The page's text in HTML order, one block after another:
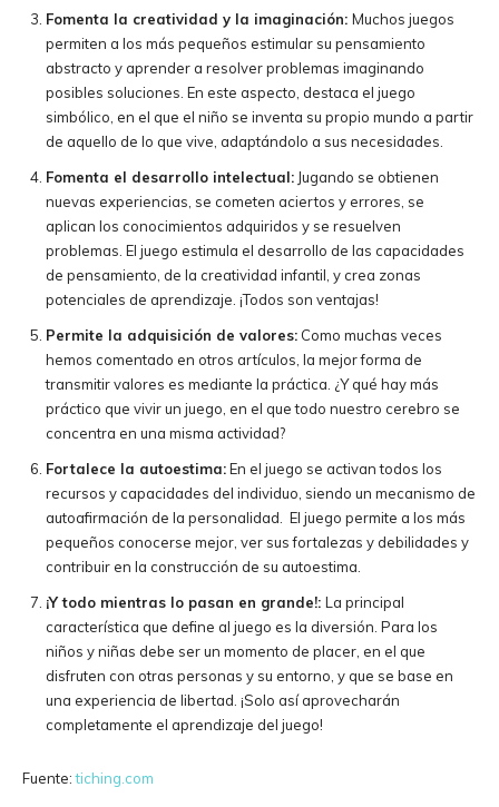
Fomenta la creatividad y la imaginación: Muchos juegos
permiten a los más pequeños estimular su pensamiento
abstracto y aprender a resolver problemas imaginando
posibles soluciones. En este aspecto, destaca el juego
simbólico, en el que el niño se inventa su propio mundo a partir
de aquello de lo que vive, adaptándolo a sus necesidades.
Fomenta el desarrollo intelectual: Jugando se obtienen
nuevas experiencias, se cometen aciertos y errores, se
aplican los conocimientos adquiridos y se resuelven
problemas. El juego estimula el desarrollo de las capacidades
de pensamiento, de la creatividad infantil, y crea zonas
potenciales de aprendizaje. ¡Todos son ventajas!
Permite la adquisición de valores: Como muchas veces
hemos comentado en otros artículos, la mejor forma de
transmitir valores es mediante la práctica. ¿Y qué hay más
práctico que vivir un juego, en el que todo nuestro cerebro se
concentra en una misma actividad?
Fortalece la autoestima:En el juego se activan todos los
recursos y capacidades del individuo, siendo un mecanismo de
autoafirmación de la personalidad. El juego permite a los más
pequeños conocerse mejor, ver sus fortalezas y debilidades y
contribuir en la construcción de su autoestima.
¡Y todo mientras lo pasan en grande!: La principal
característica que define al juego es la diversión. Para los
niños y niñas debe ser un momento de placer, en el que
disfruten con otras personas y su entorno, y que se base en
una experiencia de libertad. ¡Solo así aprovecharán
completamente el aprendizaje del juego!
Fuente:tiching.com